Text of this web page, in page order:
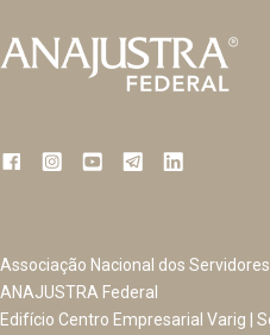
Associação Nacional dos
ANAJUSTRA Federal
Edifício Centro Empresarial Varig |